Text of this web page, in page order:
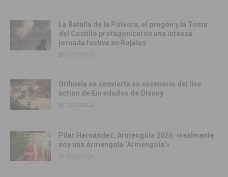
La Batalla de la Pólvora, el pregón y la Toma
del Castillo protagonizaron una intensa
jornada festiva en Rojales
03/07/2026
Orihuela se convierte en escenario del live
action de Enredados de Disney
01/07/2026
Pilar Hernández, Armengola 2026: «realmente
soy una Armengola ‘Armengola'»
29/06/2026